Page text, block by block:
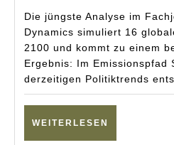
Studie
warnt
vor
hohem
Risiko
Die jüngste Analyse im
Dynamics simuliert 16
2100 und kommt zu einem
Ergebnis: Im Emissionspfad
derzeitigen Politiktrends
WEITERLESEN